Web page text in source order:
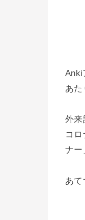
Anki
あた
外来
コ
ナー
あて